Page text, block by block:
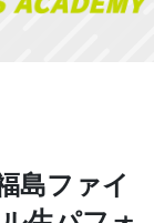
島ファイ